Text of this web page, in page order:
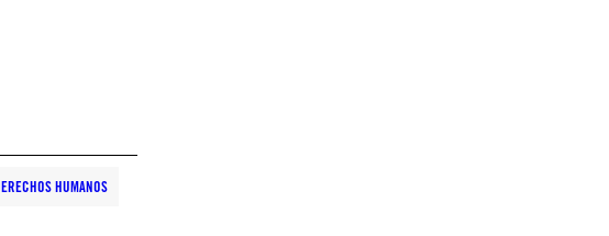
HUMANOS